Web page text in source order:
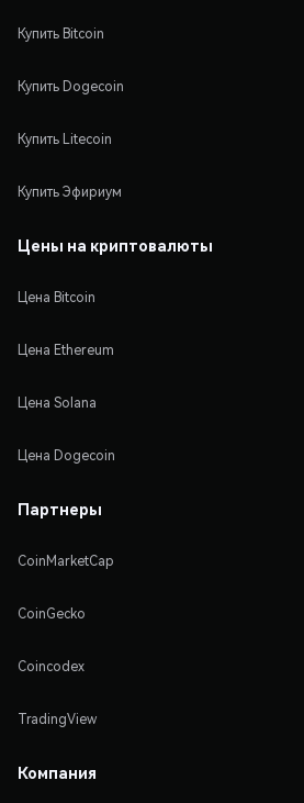
Купить Bitcoin
Купить Dogecoin
Купить Litecoin
Купить Эфириум
Цены на криптовалюты
Цена Bitcoin
Цена Ethereum
Цена Solana
Цена Dogecoin
Партнеры
CoinMarketCap
CoinGecko
Coincodex
TradingView
Компания